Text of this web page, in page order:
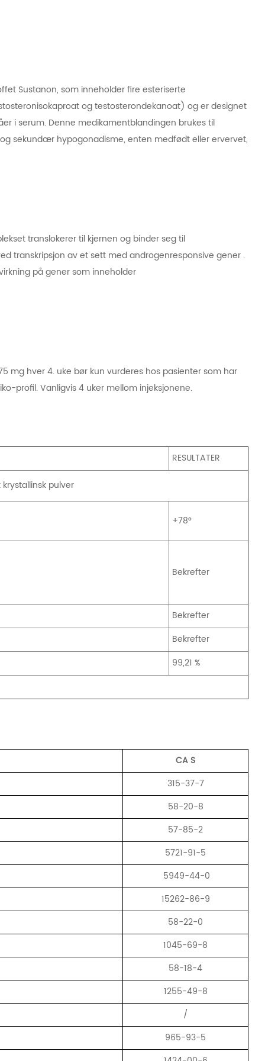
Sustanon, som inneholder fire esteriserte
og testosterondekanoat) og er designet
i serum. Denne medikamentblandingen brukes til
sekundær hypogonadisme, enten medfødt eller ervervet,
translokerer til kjernen og binder seg til
transkripsjon av et sett med androgenresponsive gener .
på gener som inneholder
mg hver 4. uke bør kun vurderes hos pasienter som har
profil. Vanligvis 4 uker mellom injeksjonene.
RESULTATER
pulver
+78°
Bekrefter
Bekrefter
Bekrefter
99,21 %
CA S
315-37-7
58-20-8
57-85-2
5721-91-5
5949-44-0
15262-86-9
58-22-0
1045-69-8
58-18-4
1255-49-8
/
965-93-5